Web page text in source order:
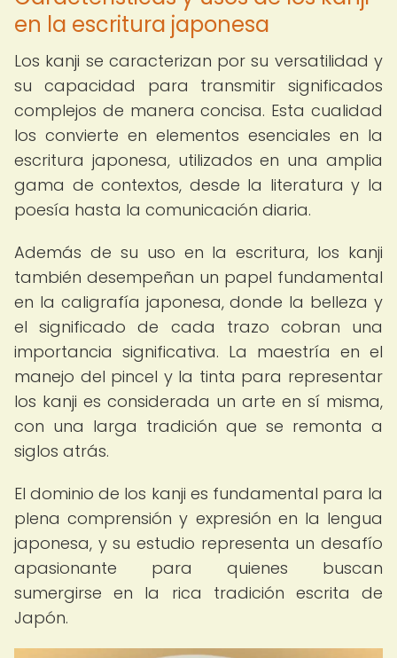
en la escritura japonesa
Los kanji se caracterizan por su versatilidad y
su capacidad para transmitir significados
complejos de manera concisa. Esta cualidad
los convierte en elementos esenciales en la
escritura japonesa, utilizados en una amplia
gama de contextos, desde la literatura y la
poesía hasta la comunicación diaria.
Además de su uso en la escritura, los kanji
también desempeñan un papel fundamental
en la caligrafía japonesa, donde la belleza y
el significado de cada trazo cobran una
importancia significativa. La maestría en el
manejo del pincel y la tinta para representar
los kanji es considerada un arte en sí misma,
con una larga tradición que se remonta a
siglos atrás.
El dominio de los kanji es fundamental para la
plena comprensión y expresión en la lengua
japonesa, y su estudio representa un desafío
apasionante para quienes buscan
sumergirse en la rica tradición escrita de
Japón.